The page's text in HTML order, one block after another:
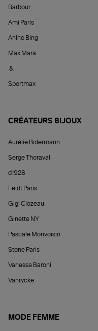
Barbour
Ami Paris
Anine Bing
Max Mara
&
Sportmax
CRÉATEURS BIJOUX
Aurélie Bidermann
Serge Thoraval
d1928
Feidt Paris
Gigi Clozeau
Ginette NY
Pascale Monvoisin
Stone Paris
Vanessa Baroni
Vanrycke
MODE FEMME